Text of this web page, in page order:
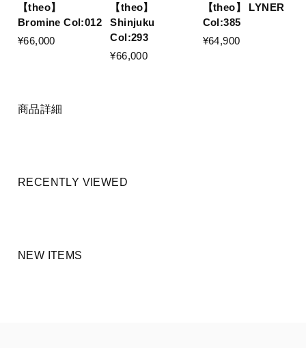
【theo】
Bromine Col:012
¥66,000
【theo】
Shinjuku
Col:293
¥66,000
【theo】 LYNER
Col:385
¥64,900
商品詳細
RECENTLY VIEWED
NEW ITEMS